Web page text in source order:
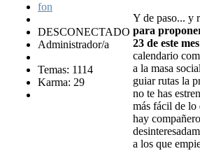
fon
DESCONECTADO
Administrador/a
Temas: 1114
Karma: 29
Y de paso... y
para
23 de este mes
calendario
a la masa
guiar rutas la
no te has
más fácil de lo
hay
a los que